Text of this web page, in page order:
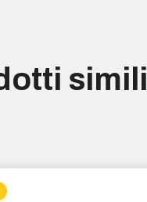
simili